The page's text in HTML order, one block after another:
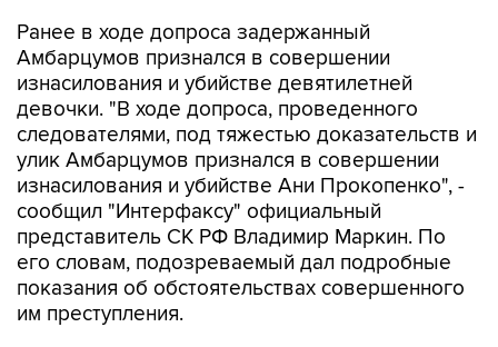
Ранее в ходе допроса задержанный
Амбарцумов признался в совершении
изнасилования и убийстве девятилетней
девочки. "В ходе допроса, проведенного
следователями, под тяжестью доказательств и
улик Амбарцумов признался в совершении
изнасилования и убийстве Ани Прокопенко", -
сообщил "Интерфаксу" официальный
представитель СК РФ Владимир Маркин. По
его словам, подозреваемый дал подробные
показания об обстоятельствах совершенного
им преступления.